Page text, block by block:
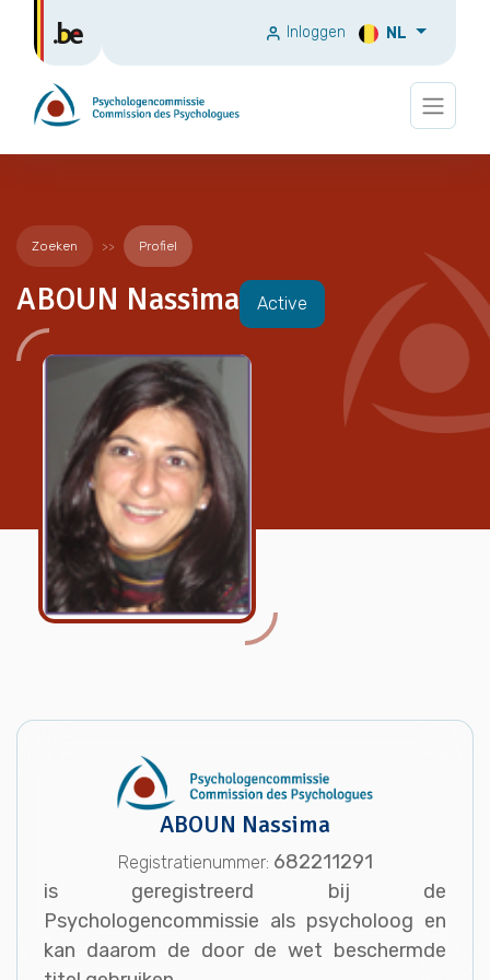
Inloggen NL
Zoeken Profiel
ABOUN Nassima Active
ABOUN Nassima
Registratienummer: 682211291
is geregistreerd bij de
Psychologencommissie als psycholoog en
kan daarom de door de wet beschermde